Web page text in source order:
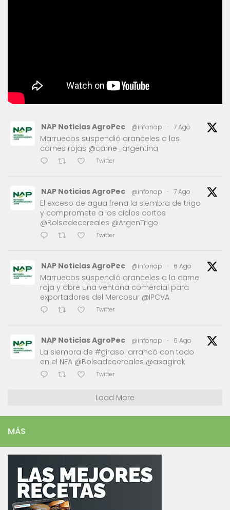
NAP Noticias AgroPec @infonap · 7 Ago
Marruecos suspendió aranceles a las
carnes rojas @carne_argentina
Twitter
NAP Noticias AgroPec @infonap · 7 Ago
El exceso de agua frena la siembra de trigo
y compromete a los ciclos cortos
@Bolsadecereales @ArgenTrigo
Twitter
NAP Noticias AgroPec @infonap · 6 Ago
Marruecos suspendió aranceles a la carne
roja y abre una ventana comercial para
exportadores del Mercosur @IPCVA
Twitter
NAP Noticias AgroPec @infonap · 6 Ago
La siembra de #girasol arrancó con todo
en el NEA @Bolsadecereales @asagirok
Twitter
Load More
MÁS